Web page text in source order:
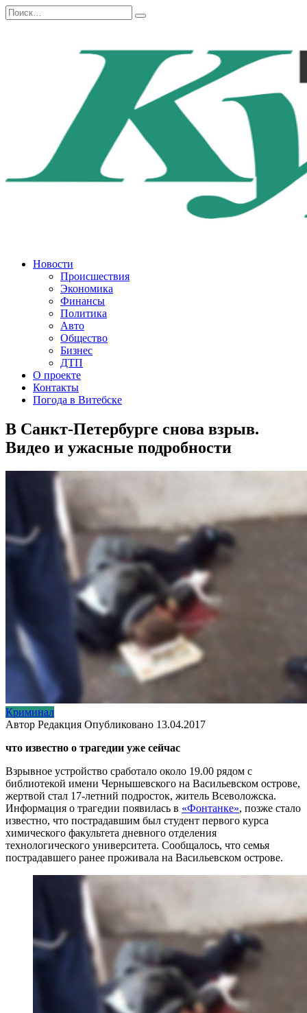
Перейти
к
Search
for:
Новости
Происшествия
Экономика
Финансы
Политика
Авто
Общество
Бизнес
ДТП
О проекте
Контакты
Погода в Витебске
В Санкт-Петербурге снова взрыв.
Видео и ужасные подробности
Криминал
Автор Редакция Опубликовано 13.04.2017
что известно о трагедии уже сейчас
Взрывное устройство сработало около 19.00 рядом с
библиотекой имени Чернышевского на Васильевском острове,
жертвой стал 17-летний подросток, житель Всеволожска.
Информация о трагедии появилась в «Фонтанке», позже стало
известно, что пострадавшим был студент первого курса
химического факультета дневного отделения
технологического университета. Сообщалось, что семья
пострадавшего ранее проживала на Васильевском острове.